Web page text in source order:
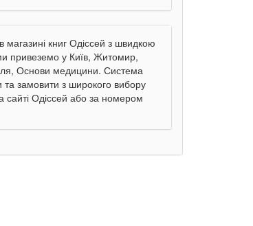
книг Одіссей з швидкою
привеземо у Київ, Житомир,
Основи медицини. Система
та замовити з широкого вибору
сайті Одіссей або за номером